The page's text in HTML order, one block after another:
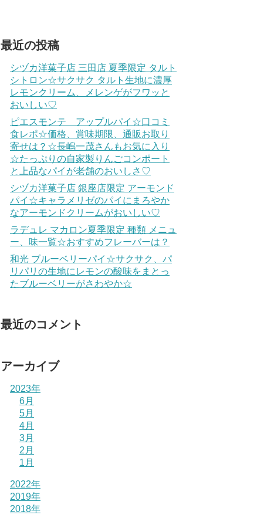
最近の投稿
シヅカ洋菓子店 三田店 夏季限定 タルト
シトロン☆サクサク タルト生地に濃厚
レモンクリーム、メレンゲがフワッと
おいしい♡
ピエスモンテ アップルパイ☆口コミ
食レポ☆価格、賞味期限、通販お取り
寄せは？☆長嶋一茂さんもお気に入り
☆たっぷりの自家製りんごコンポート
と上品なパイが老舗のおいしさ♡
シヅカ洋菓子店 銀座店限定 アーモンド
パイ☆キャラメリゼのパイにまろやか
なアーモンドクリームがおいしい♡
ラデュレ マカロン夏季限定 種類 メニュ
ー、味一覧☆おすすめフレーバーは？
和光 ブルーベリーパイ☆サクサク、パ
リパリの生地にレモンの酸味をまとっ
たブルーベリーがさわやか☆
最近のコメント
アーカイブ
2023年
6月
5月
4月
3月
2月
1月
2022年
2019年
2018年